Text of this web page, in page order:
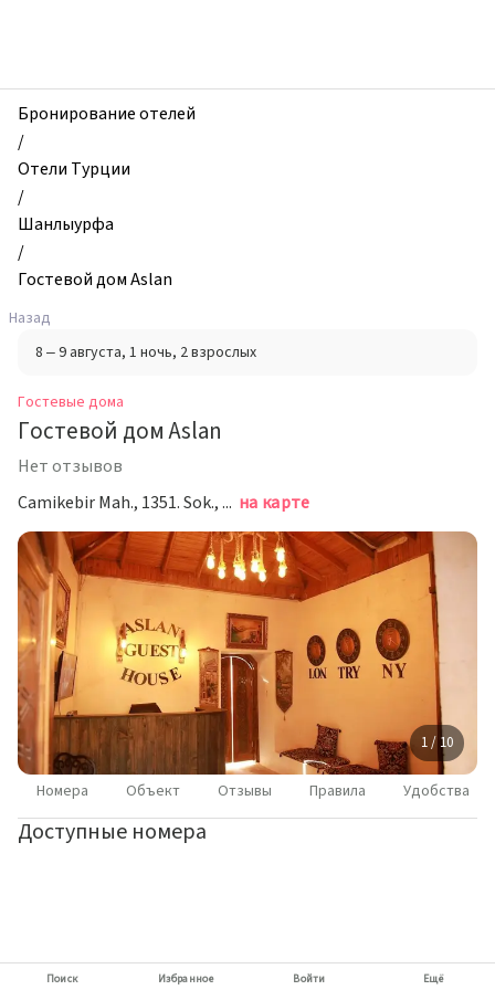
дома,
Гостевой
дом
Aslan,
Шанлыурфа,
Турция
Бронирование отелей
/
Отели Турции
/
Шанлыурфа
/
Гостевой дом Aslan
Назад
8 – 9 августа, 1 ночь, 2 взрослых
Гостевые дома
Гостевой дом Aslan
Нет отзывов
Camikebir Mah., 1351. Sok., 10, Шанлыурфа на карте
1 / 10
Номера Объект Отзывы Правила Удобства
Доступные номера
Поиск Избранное Войти Ещё